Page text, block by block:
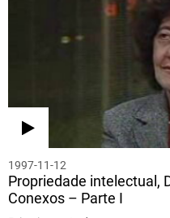
1997-11-12
Propriedade intelectual,
Conexos – Parte I